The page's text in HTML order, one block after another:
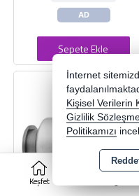
Keşfet
AD
Sepete Ekle
İnternet
Kişisel Verilerin
Gizlilik
Politikamızı